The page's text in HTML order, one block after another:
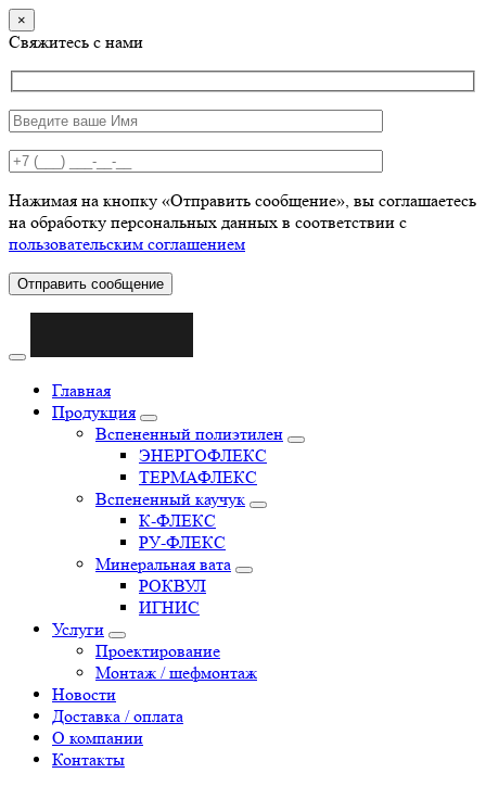
×
Свяжитесь с нами
Нажимая на кнопку «Отправить сообщение», вы соглашаетесь
на обработку персональных данных в соответствии с
пользовательским соглашением
Отправить сообщение
Главная
Продукция
Вспененный полиэтилен
ЭНЕРГОФЛЕКС
ТЕРМАФЛЕКС
Вспененный каучук
К-ФЛЕКС
РУ-ФЛЕКС
Минеральная вата
РОКВУЛ
ИГНИС
Услуги
Проектирование
Монтаж / шефмонтаж
Новости
Доставка / оплата
О компании
Контакты